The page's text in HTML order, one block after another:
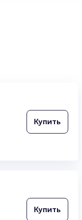
клуб, основанный
историю
Купить
Купить